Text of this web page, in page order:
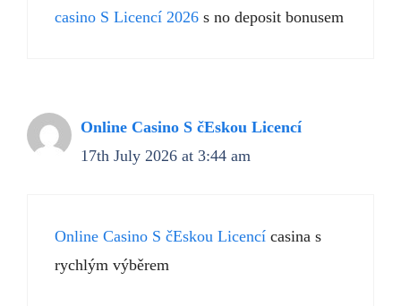
casino S Licencí 2026 s no deposit bonusem
Online Casino S čEskou Licencí
17th July 2026 at 3:44 am
Online Casino S čEskou Licencí casina s
rychlým výběrem